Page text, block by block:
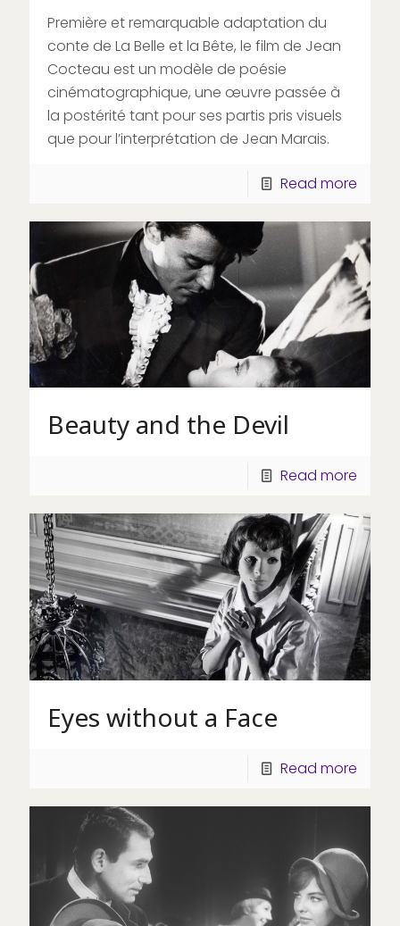
Première et remarquable adaptation du
conte de La Belle et la Bête, le film de Jean
Cocteau est un modèle de poésie
cinématographique, une œuvre passée à
la postérité tant pour ses partis pris visuels
que pour l’interprétation de Jean Marais.
Read more
Beauty and the Devil
Read more
Eyes without a Face
Read more